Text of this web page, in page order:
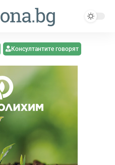
Консултантите говорят